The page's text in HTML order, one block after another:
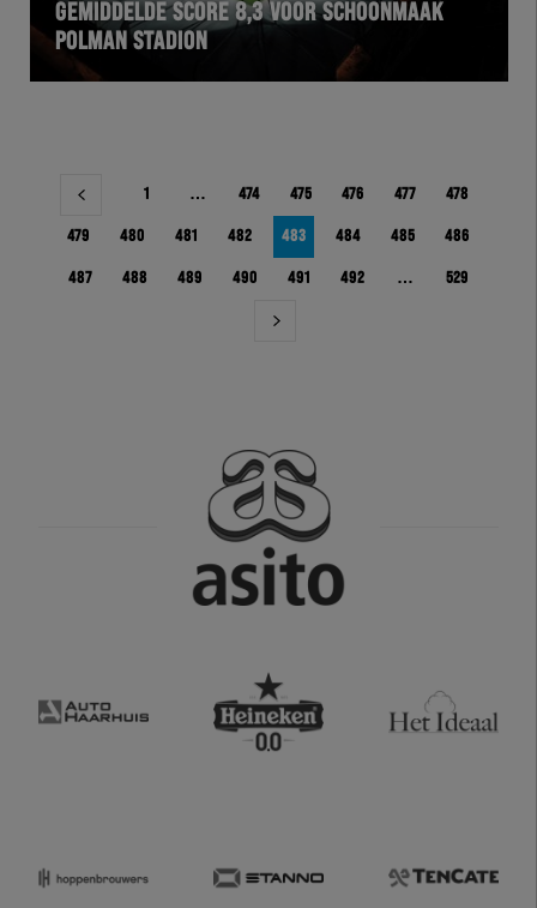
GEMIDDELDE SCORE 8,3 VOOR SCHOONMAAK
POLMAN STADION
Berichtnavigatie
1 … 474 475 476 477 478
479 480 481 482 483 484 485 486
487 488 489 490 491 492 … 529